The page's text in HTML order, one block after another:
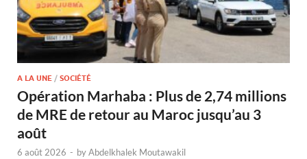
A LA UNE / SOCIÉTÉ
Opération Marhaba : Plus de 2,74 millions
de MRE de retour au Maroc jusqu’au 3
août
6 août 2026 - byAbdelkhalek Moutawakil